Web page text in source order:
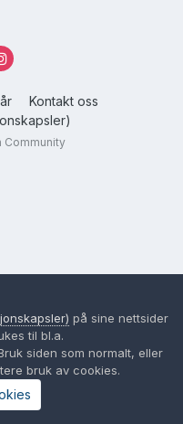
Kontakt oss
Community
på sine nettsider
til bl.a.
siden som normalt, eller
bruk av cookies.